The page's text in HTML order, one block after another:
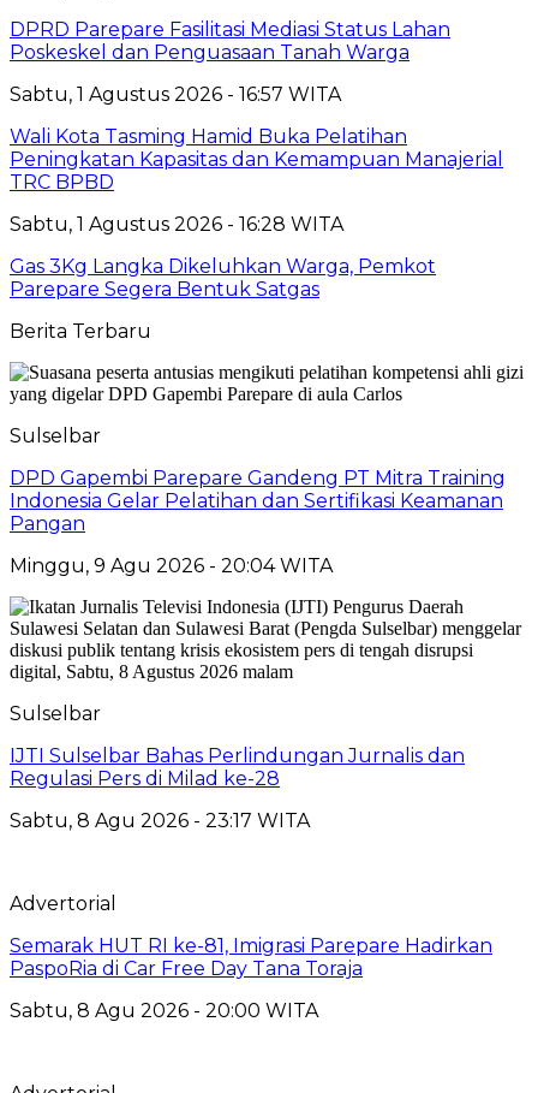
DPRD Parepare Fasilitasi Mediasi Status Lahan
Poskeskel dan Penguasaan Tanah Warga
Sabtu, 1 Agustus 2026 - 16:57 WITA
Wali Kota Tasming Hamid Buka Pelatihan
Peningkatan Kapasitas dan Kemampuan Manajerial
TRC BPBD
Sabtu, 1 Agustus 2026 - 16:28 WITA
Gas 3Kg Langka Dikeluhkan Warga, Pemkot
Parepare Segera Bentuk Satgas
Berita Terbaru
Sulselbar
DPD Gapembi Parepare Gandeng PT Mitra Training
Indonesia Gelar Pelatihan dan Sertifikasi Keamanan
Pangan
Minggu, 9 Agu 2026 - 20:04 WITA
Sulselbar
IJTI Sulselbar Bahas Perlindungan Jurnalis dan
Regulasi Pers di Milad ke-28
Sabtu, 8 Agu 2026 - 23:17 WITA
Advertorial
Semarak HUT RI ke-81, Imigrasi Parepare Hadirkan
PaspoRia di Car Free Day Tana Toraja
Sabtu, 8 Agu 2026 - 20:00 WITA